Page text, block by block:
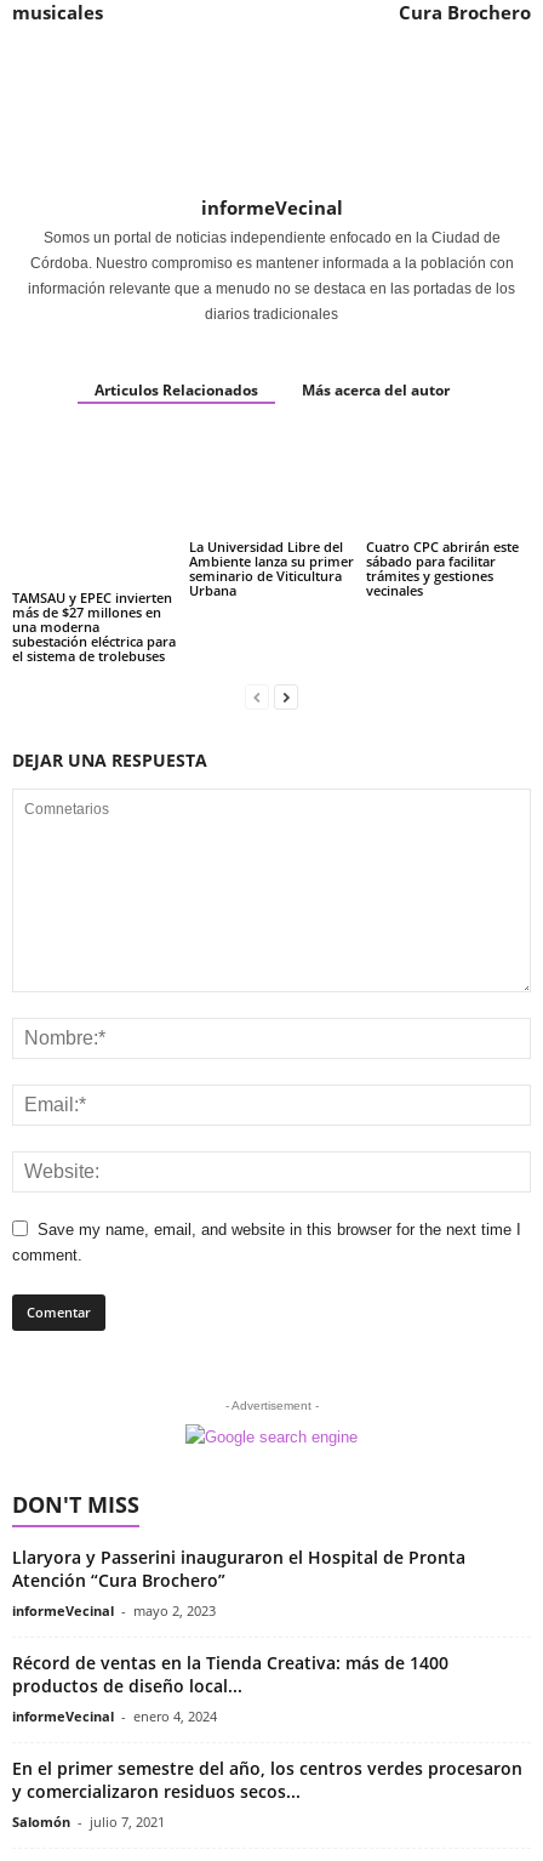
musicales Cura Brochero
informeVecinal
Somos un portal de noticias independiente enfocado en la Ciudad de
Córdoba. Nuestro compromiso es mantener informada a la población con
información relevante que a menudo no se destaca en las portadas de los
diarios tradicionales
Articulos Relacionados Más acerca del autor
TAMSAU y EPEC invierten
más de $27 millones en
una moderna
subestación eléctrica para
el sistema de trolebuses
La Universidad Libre del
Ambiente lanza su primer
seminario de Viticultura
Urbana
Cuatro CPC abrirán este
sábado para facilitar
trámites y gestiones
vecinales
DEJAR UNA RESPUESTA
Save my name, email, and website in this browser for the next time I
comment.
- Advertisement -
DON'T MISS
Llaryora y Passerini inauguraron el Hospital de Pronta
Atención “Cura Brochero”
informeVecinal - mayo 2, 2023
Récord de ventas en la Tienda Creativa: más de 1400
productos de diseño local...
informeVecinal - enero 4, 2024
En el primer semestre del año, los centros verdes procesaron
y comercializaron residuos secos...
Salomón - julio 7, 2021